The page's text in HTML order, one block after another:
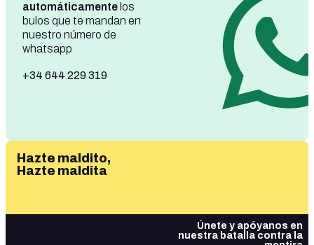
automáticamente los
bulos que te mandan en
nuestro número de
whatsapp
+34 644 229 319
Hazte maldito,
Hazte maldita
Únete y apóyanos en
nuestra batalla contra la